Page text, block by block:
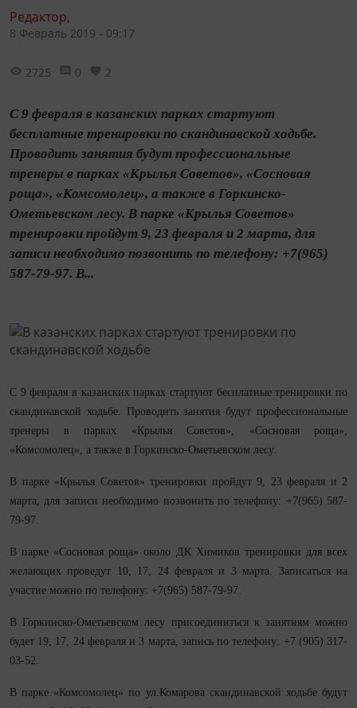
Редактор,
8 Февраль 2019 - 09:17
2725 0 2
С 9 февраля в казанских парках стартуют
бесплатные тренировки по скандинавской ходьбе.
Проводить занятия будут профессиональные
тренеры в парках «Крылья Советов», «Сосновая
роща», «Комсомолец», а также в Горкинско-
Ометьевском лесу. В парке «Крылья Советов»
тренировки пройдут 9, 23 февраля и 2 марта, для
записи необходимо позвонить по телефону: +7(965)
587-79-97. В...
С 9 февраля в казанских парках стартуют бесплатные тренировки по
скандинавской ходьбе. Проводить занятия будут профессиональные
тренеры в парках «Крылья Советов», «Сосновая роща»,
«Комсомолец», а также в Горкинско-Ометьевском лесу.
В парке «Крылья Советов» тренировки пройдут 9, 23 февраля и 2
марта, для записи необходимо позвонить по телефону: +7(965) 587-
79-97.
В парке «Сосновая роща» около ДК Химиков тренировки для всех
желающих проведут 10, 17, 24 февраля и 3 марта. Записаться на
участие можно по телефону: +7(965) 587-79-97.
В Горкинско-Ометьевском лесу присоединиться к занятиям можно
будет 19, 17, 24 февраля и 3 марта, запись по телефону: +7 (905) 317-
03-52.
В парке «Комсомолец» по ул.Комарова скандинавской ходьбе будут